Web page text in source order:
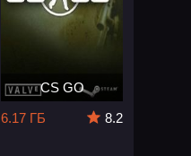
CS GO
6.17 ГБ
8.2